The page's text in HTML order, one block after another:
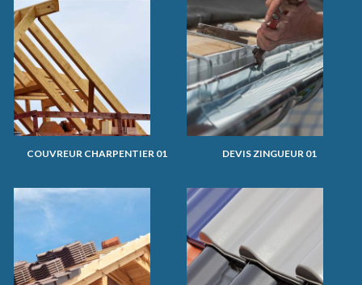
COUVREUR CHARPENTIER 01 DEVIS ZINGUEUR 01